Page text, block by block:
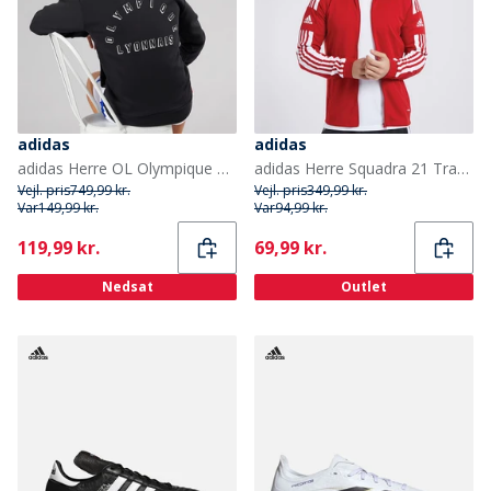
adidas
adidas Herre OL Olympique Lyon Anthem Jakke Sort
Vejl. pris749,99 kr.
Var149,99 kr.
Current
119,99 kr.
Nedsat
adidas
adidas Herre Squadra 21 Track Sport træningstrøjer Rød
Vejl. pris349,99 kr.
Var94,99 kr.
Current
69,99 kr.
Outlet